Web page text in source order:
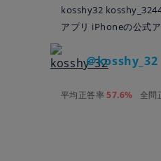
kosshy32
アプリ iPhoneの公式
＠kosshy_32
平均正答率 57.6% 全問